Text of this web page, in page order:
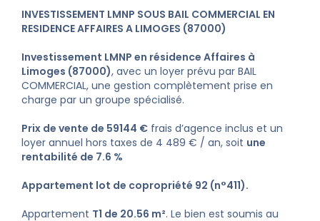
INVESTISSEMENT LMNP SOUS BAIL COMMERCIAL EN
RESIDENCE AFFAIRES A LIMOGES (87000)
Investissement LMNP en résidence Affaires à
Limoges (87000), avec un loyer prévu par BAIL
COMMERCIAL, une gestion complètement prise en
charge par un groupe spécialisé.
Prix de vente de 59144 € frais d’agence inclus et un
loyer annuel hors taxes de 4 489 € / an, soit une
rentabilité de 7.6 %
Appartement lot de copropriété 92 (n°411).
Appartement T1 de 20.56 m². Le bien est soumis au